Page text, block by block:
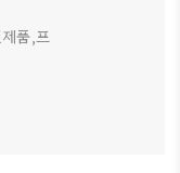
품,프